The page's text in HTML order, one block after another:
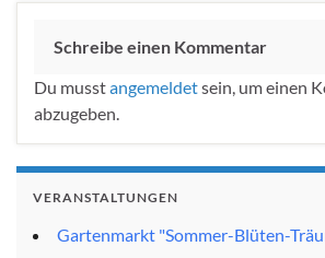
Schreibe einen Kommentar
Du musstangemeldetsein, um einen
abzugeben.
VERANSTALTUNGEN
Gartenmarkt "Sommer-Blüten-